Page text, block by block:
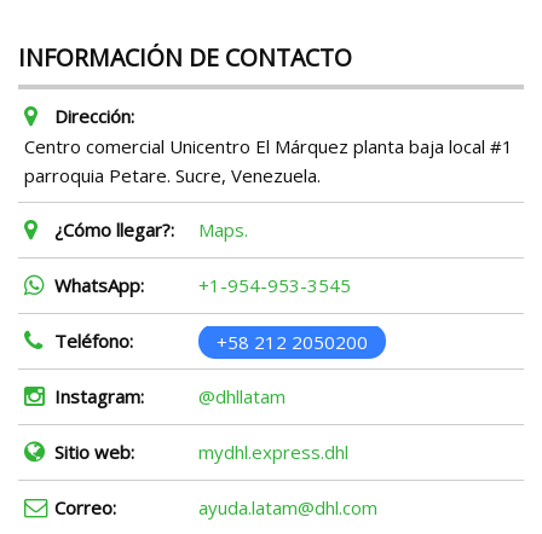
INFORMACIÓN DE CONTACTO
Dirección:
Centro comercial Unicentro El Márquez planta baja local #1
parroquia Petare. Sucre, Venezuela.
¿Cómo llegar?: Maps.
WhatsApp: +1-954-953-3545
Teléfono: +58 212 2050200
Instagram: @dhllatam
Sitio web: mydhl.express.dhl
Correo: ayuda.latam@dhl.com